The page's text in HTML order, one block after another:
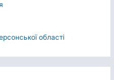
області